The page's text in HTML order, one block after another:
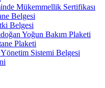
Mükemmellik Sertifikası
Belgesi
Belgesi
Yoğun Bakım Plaketi
Plaketi
Sistemi Belgesi